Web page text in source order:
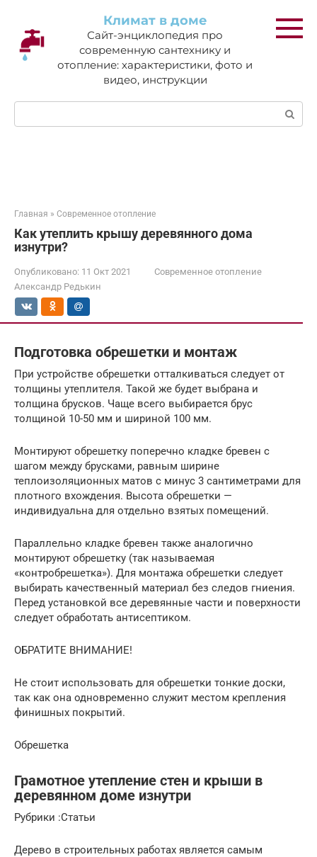
контенту
Климат в доме
Сайт-энциклопедия про
современную сантехнику и
отопление: характеристики, фото и
видео, инструкции
Поиск:
Главная » Современное отопление
Как утеплить крышу деревянного дома
изнутри?
Опубликовано: 11 Окт 2021
Современное отопление
Александр Редькин
Подготовка обрешетки и монтаж
При устройстве обрешетки отталкиваться следует от
толщины утеплителя. Такой же будет выбрана и
толщина брусков. Чаще всего выбирается брус
толщиной 10-50 мм и шириной 100 мм.
Монтируют обрешетку поперечно кладке бревен с
шагом между брусками, равным ширине
теплоизоляционных матов с минус 3 сантиметрами для
плотного вхождения. Высота обрешетки —
индивидуальна для отдельно взятых помещений.
Параллельно кладке бревен также аналогично
монтируют обрешетку (так называемая
«контробрешетка»). Для монтажа обрешетки следует
выбирать качественный материал без следов гниения.
Перед установкой все деревянные части и поверхности
следует обработать антисептиком.
ОБРАТИТЕ ВНИМАНИЕ!
Не стоит использовать для обрешетки тонкие доски,
так как она одновременно служит местом крепления
финишных покрытий.
Обрешетка
Грамотное утепление стен и крыши в
деревянном доме изнутри
Рубрики :Статьи
Дерево в строительных работах является самым